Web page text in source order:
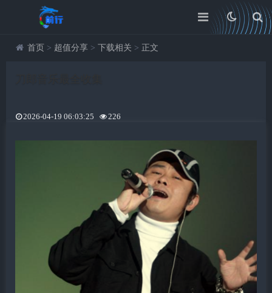
首页 > 超值分享 > 下载相关 > 正文
2026-04-19 06:03:25 226